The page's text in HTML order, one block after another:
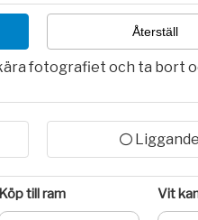
Återställ
fotografiet och ta bort
Liggande
Köp till ram Vit